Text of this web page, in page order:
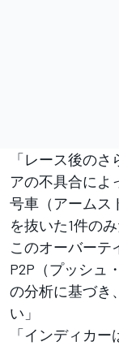
「レース後の
アの不具合によ
号車（アームス
を抜いた1件の
このオーバーテ
P2P（プッシュ
の分析に基づき
い」
「インディカ